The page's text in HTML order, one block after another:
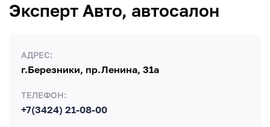
Эксперт Авто, автосалон
АДРЕС:
г.Березники, пр.Ленина, 31а
ТЕЛЕФОН:
+7(3424) 21-08-00